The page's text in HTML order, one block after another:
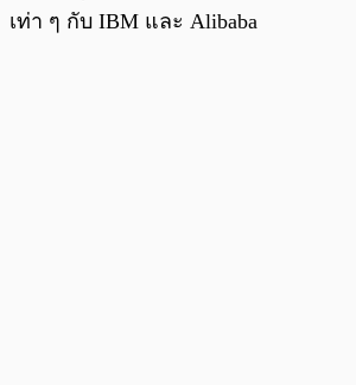
เท่า ๆ กับ IBM และ Alibaba